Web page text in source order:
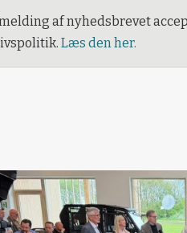
af nyhedsbrevet
Læs den her.